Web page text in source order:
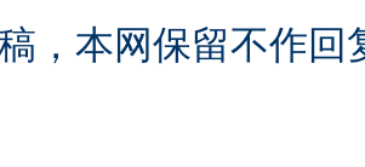
，本网保留不作